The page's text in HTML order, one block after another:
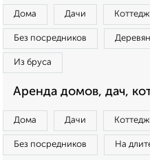
Дома Дачи
Без посредников
Из бруса
Аренда домов, дач,
Дома Дачи
Без посредников На